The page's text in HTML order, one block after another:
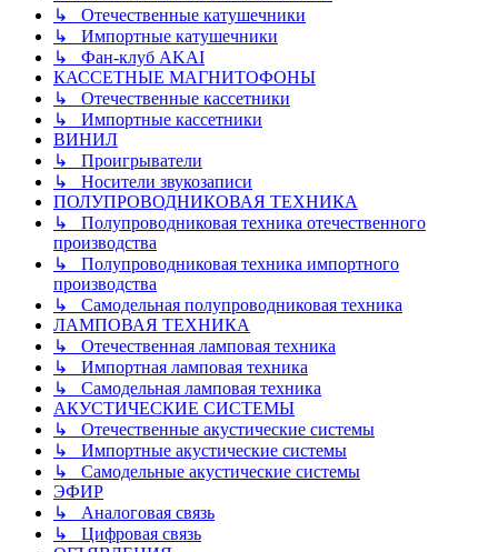
↳ Отечественные катушечники
↳ Импортные катушечники
↳ Фан-клуб AKAI
КАССЕТНЫЕ МАГНИТОФОНЫ
↳ Отечественные кассетники
↳ Импортные кассетники
ВИНИЛ
↳ Проигрыватели
↳ Носители звукозаписи
ПОЛУПРОВОДНИКОВАЯ ТЕХНИКА
↳ Полупроводниковая техника отечественного
производства
↳ Полупроводниковая техника импортного
производства
↳ Самодельная полупроводниковая техника
ЛАМПОВАЯ ТЕХНИКА
↳ Отечественная ламповая техника
↳ Импортная ламповая техника
↳ Самодельная ламповая техника
АКУСТИЧЕСКИЕ СИСТЕМЫ
↳ Отечественные акустические системы
↳ Импортные акустические системы
↳ Самодельные акустические системы
ЭФИР
↳ Аналоговая связь
↳ Цифровая связь